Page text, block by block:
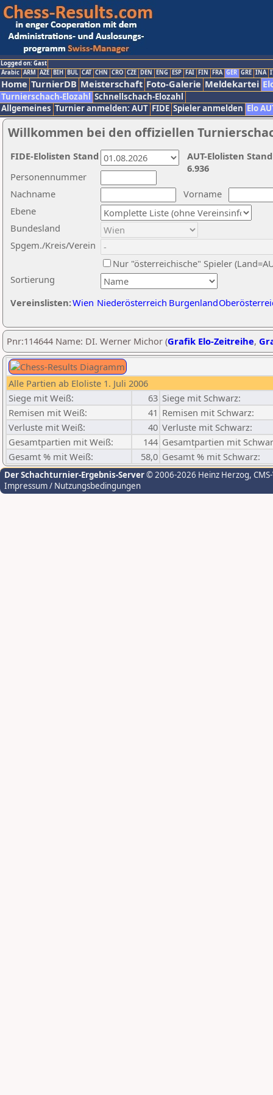
Logged on: Gast
Arabic ARM AZE BIH BUL CAT CHN CRO CZE DEN ENG ESP FAI FIN FRA GER GRE INA
Home TurnierDB Meisterschaft Foto-Galerie Meldekartei
Turnierschach-Elozahl Schnellschach-Elozahl
Allgemeines Turnier anmelden: AUT FIDE Spieler anmelden Elo
Willkommen bei den offiziellen
Nachname
Vorname
Ebene
Sortierung
Personennummer
Bundesland
Spgem./Kreis/Verein
Nur "österreichische" Spieler
Vereinslisten:Wien Niederösterreich Burgenland
AUT-Elolisten
6.936
FIDE-Elolisten Stand
Pnr:114644 Name: DI. Werner Michor (Grafik Elo-Zeitreihe,
Alle Partien ab Eloliste 1. Juli 2006
Siege mit Weiß:
63 Siege mit Schwarz:
Remisen mit Weiß:
41 Remisen mit Schwarz:
Verluste mit Weiß:
40 Verluste mit Schwarz:
Gesamtpartien mit Weiß:
144 Gesamtpartien mit
Gesamt % mit Weiß:
58,0 Gesamt % mit Schwarz:
Der Schachturnier-Ergebnis-Server© 2006-2026 Heinz Herzog,
Impressum / Nutzungsbedingungen